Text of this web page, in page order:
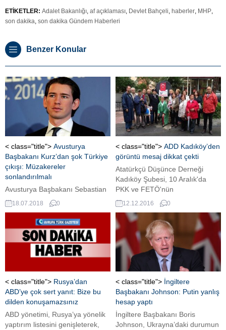
ETİKETLER: Adalet Bakanlığı, af açıklaması, Devlet Bahçeli, haberler, MHP,
son dakika, son dakika Gündem Haberleri
Benzer Konular
< class="title"> Avusturya
Başbakanı Kurz’dan şok Türkiye
çıkışı: Müzakereler
sonlandırılmalı
Avusturya Başbakanı Sebastian
Kurz, Avrupa Birliği'nin (AB)
Türkiye ile müzakereleri vakit
geçirmeden sona erdirmesi
gerektiğini söyledi.
18.07.2018 0
< class="title"> ADD Kadıköy’den
görüntü mesaj dikkat çekti
Atatürkçü Düşünce Derneği
Kadıköy Şubesi, 10 Aralık'da
PKK ve FETÖ'nün
gerçekleştirdiği terör saldırısını
kınamak için yayınladığı görüntü
mesaj dikkat çekti.
12.12.2016 0
< class="title"> Rusya’dan
ABD’ye çok sert yanıt: Bize bu
dilden konuşamazsınız
ABD yönetimi, Rusya’ya yönelik
yaptırım listesini genişleterek,
< class="title"> İngiltere
Başbakanı Johnson: Putin yanlış
hesap yaptı
İngiltere Başbakanı Boris
Johnson, Ukrayna’daki durumun